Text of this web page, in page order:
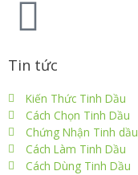
Tin tức
Kiến Thức Tinh Dầu
Cách Chọn Tinh Dầu
Chứng Nhận Tinh dầu
Cách Làm Tinh Dầu
Cách Dùng Tinh Dầu